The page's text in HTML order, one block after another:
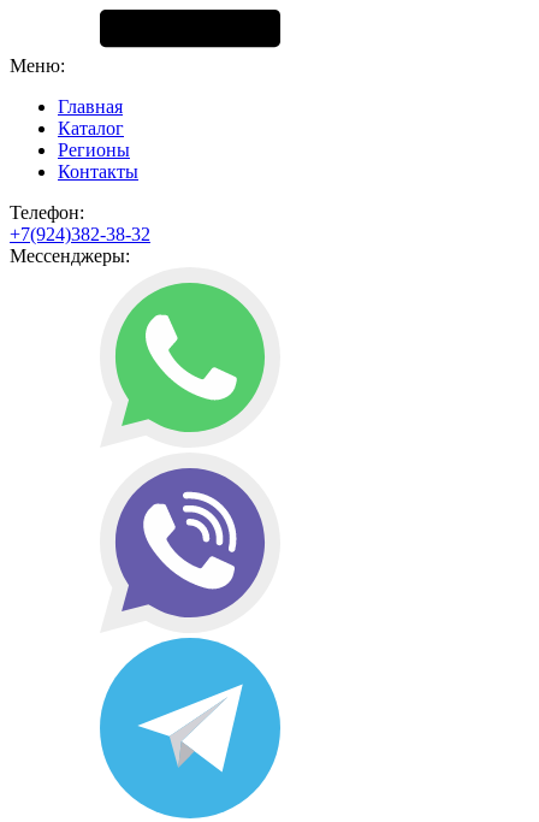
Меню:
Главная
Каталог
Регионы
Контакты
Телефон:
+7(924)382-38-32
Мессенджеры: